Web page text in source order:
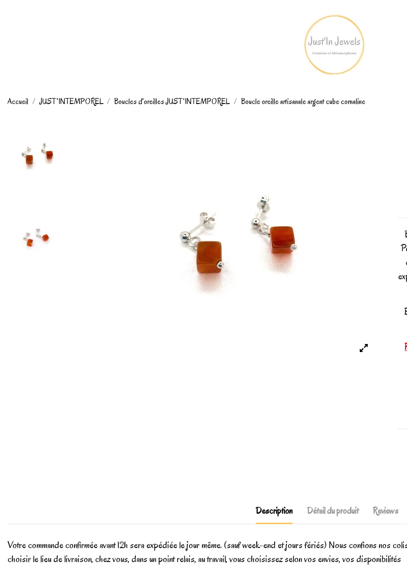
Accueil JUST'INTEMPOREL Boucles d'oreilles JUST'INTEMPOREL Boucle oreille artisanale argent cube cornaline
Description Détail du produit Reviews
Votre commande confirmée avant 12h sera expédiée le jour même. (sauf week-end et jours fériés) Nous confions nos
choisir le lieu de livraison, chez vous, dans un point relais, au travail, vous choisissez selon vos envies, vos disponibilités